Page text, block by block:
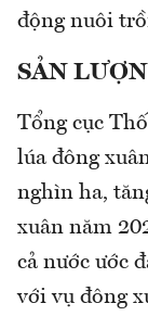
động nuôi
SẢN
Tổng cục
lúa đông
nghìn ha,
xuân năm
cả nước ước
với vụ đông